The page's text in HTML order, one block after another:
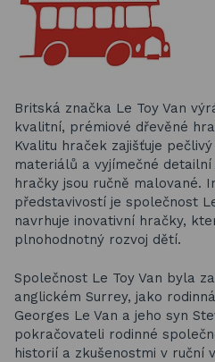
Britská značka Le Toy Van
kvalitní, prémiové dřevěné
Kvalitu hraček zajišťuje
materiálů a vyjímečné detailní
hračky jsou ručně malované.
představivostí je společnost
navrhuje inovativní hračky,
plnohodnotný rozvoj dětí.
Společnost Le Toy Van byla
anglickém Surrey, jako
Georges Le Van a jeho syn
pokračovateli rodinné
historií a zkušenostmi v ruční